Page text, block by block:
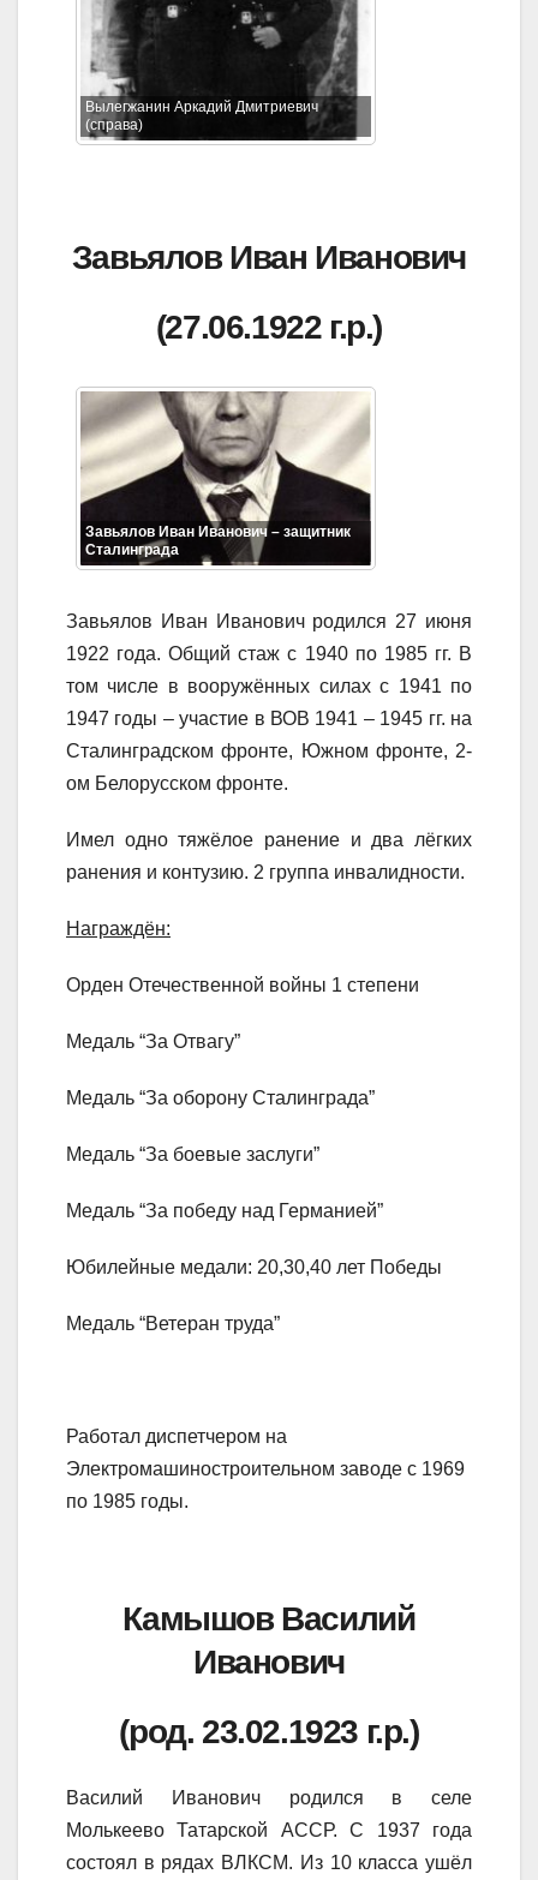
Вылегжанин Аркадий Дмитриевич
(справа)
Завьялов Иван Иванович
(27.06.1922 г.р.)
Завьялов Иван Иванович – защитник
Сталинграда
Завьялов Иван Иванович родился 27 июня
1922 года. Общий стаж с 1940 по 1985 гг. В
том числе в вооружённых силах с 1941 по
1947 годы – участие в ВОВ 1941 – 1945 гг. на
Сталинградском фронте, Южном фронте, 2-
ом Белорусском фронте.
Имел одно тяжёлое ранение и два лёгких
ранения и контузию. 2 группа инвалидности.
Награждён:
Орден Отечественной войны 1 степени
Медаль “За Отвагу”
Медаль “За оборону Сталинграда”
Медаль “За боевые заслуги”
Медаль “За победу над Германией”
Юбилейные медали: 20,30,40 лет Победы
Медаль “Ветеран труда”
Работал диспетчером на
Электромашиностроительном заводе с 1969
по 1985 годы.
Камышов Василий
Иванович
(род. 23.02.1923 г.р.)
Василий Иванович родился в селе
Молькеево Татарской АССР. С 1937 года
состоял в рядах ВЛКСМ. Из 10 класса ушёл